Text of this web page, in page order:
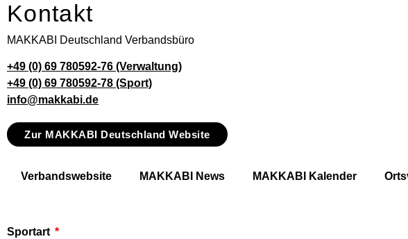
Kontakt
MAKKABI Deutschland Verbandsbüro
+49 (0) 69 780592-76 (Verwaltung)
+49 (0) 69 780592-78 (Sport)
info@makkabi.de
Zur MAKKABI Deutschland Website
Verbandswebsite MAKKABI News MAKKABI Kalender
Sportart